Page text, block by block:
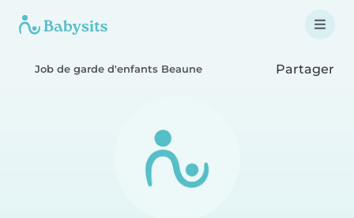
Job de garde d'enfants Beaune Partager